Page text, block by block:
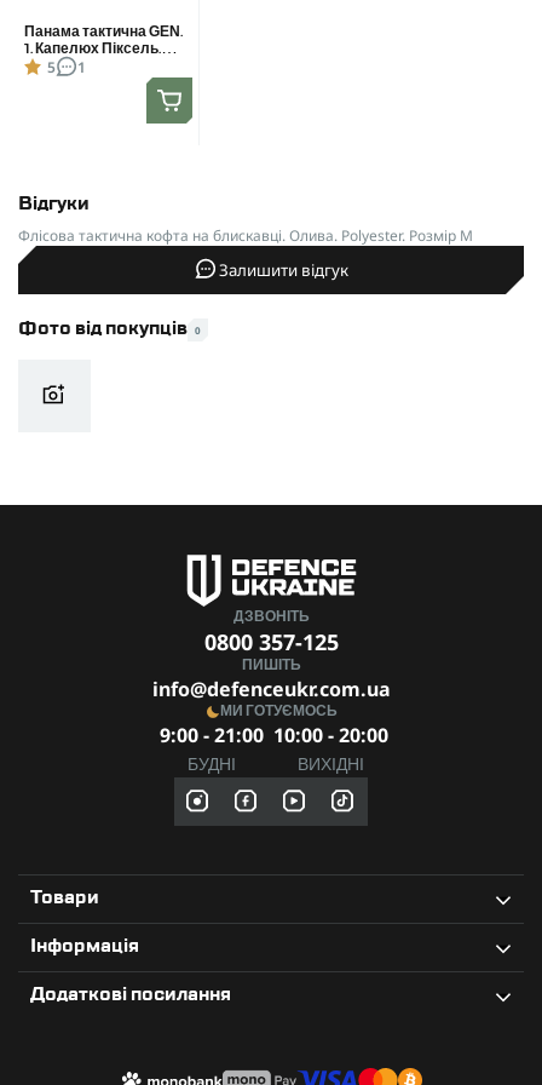
Панама тактична GEN.
1. Капелюх Піксель.
Розмір S/M
5 1
Відгуки
Флісова тактична кофта на блискавці. Олива. Polyester. Розмір M
Залишити відгук
Фото від покупців 0
ДЗВОНІТЬ
0800 357-125
ПИШІТЬ
info@defenceukr.com.ua
МИ ГОТУЄМОСЬ
9:00 - 21:00
БУДНІ
10:00 - 20:00
ВИХІДНІ
Товари
Інформація
Додаткові посилання